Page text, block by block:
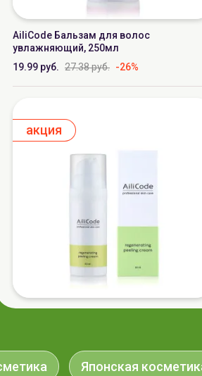
AiliCode Бальзам для волос
увлажняющий, 250мл
19.99 руб. 27.38 руб. -26%
aкция
Японская